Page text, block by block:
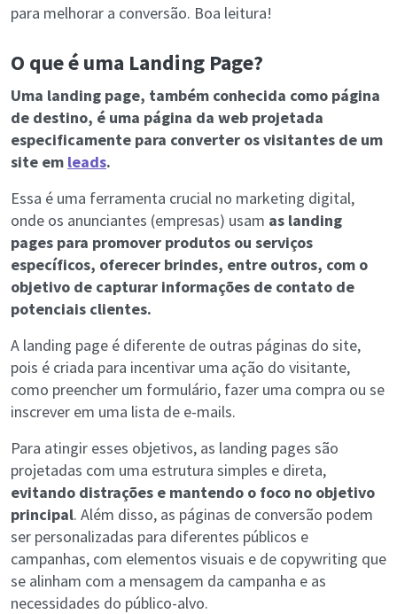
para melhorar a conversão. Boa leitura!
O que é uma Landing Page?
Uma landing page, também conhecida como página
de destino, é uma página da web projetada
especificamente para converter os visitantes de um
site em leads.
Essa é uma ferramenta crucial no marketing digital,
onde os anunciantes (empresas) usam as landing
pages para promover produtos ou serviços
específicos, oferecer brindes, entre outros, com o
objetivo de capturar informações de contato de
potenciais clientes.
A landing page é diferente de outras páginas do site,
pois é criada para incentivar uma ação do visitante,
como preencher um formulário, fazer uma compra ou se
inscrever em uma lista de e-mails.
Para atingir esses objetivos, as landing pages são
projetadas com uma estrutura simples e direta,
evitando distrações e mantendo o foco no objetivo
principal. Além disso, as páginas de conversão podem
ser personalizadas para diferentes públicos e
campanhas, com elementos visuais e de copywriting que
se alinham com a mensagem da campanha e as
necessidades do público-alvo.